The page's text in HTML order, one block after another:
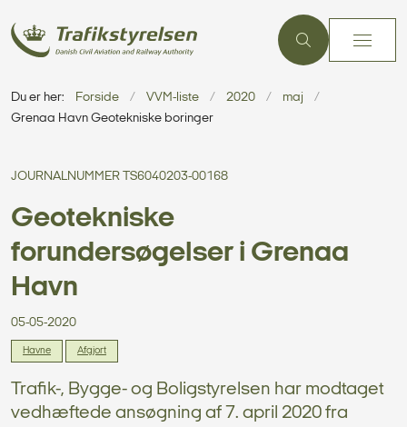
Du er her: Forside VVM-liste 2020
maj
Grenaa Havn Geotekniske boringer
JOURNALNUMMER TS6040203-00168
Geotekniske
forundersøgelser i Grenaa
Havn
05-05-2020
Havne Afgjort
Trafik-, Bygge- og Boligstyrelsen har modtaget
vedhæftede ansøgning af 7. april 2020 fra